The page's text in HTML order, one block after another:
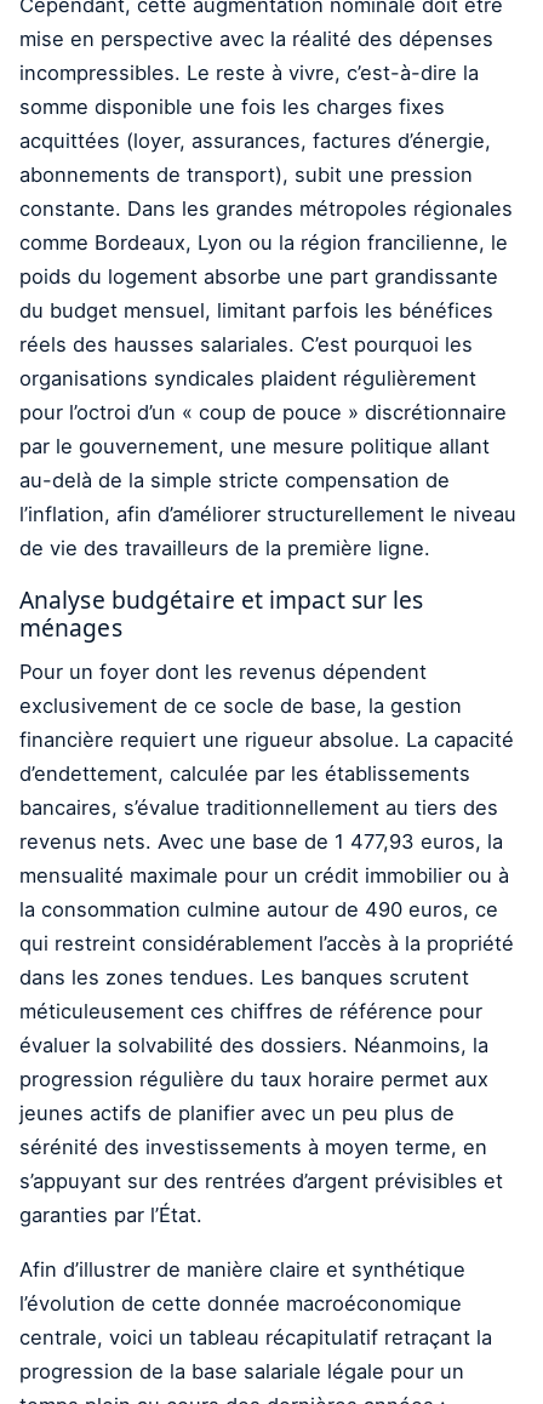
Cependant, cette augmentation nominale doit être
mise en perspective avec la réalité des dépenses
incompressibles. Le reste à vivre, c’est-à-dire la
somme disponible une fois les charges fixes
acquittées (loyer, assurances, factures d’énergie,
abonnements de transport), subit une pression
constante. Dans les grandes métropoles régionales
comme Bordeaux, Lyon ou la région francilienne, le
poids du logement absorbe une part grandissante
du budget mensuel, limitant parfois les bénéfices
réels des hausses salariales. C’est pourquoi les
organisations syndicales plaident régulièrement
pour l’octroi d’un « coup de pouce » discrétionnaire
par le gouvernement, une mesure politique allant
au-delà de la simple stricte compensation de
l’inflation, afin d’améliorer structurellement le niveau
de vie des travailleurs de la première ligne.
Analyse budgétaire et impact sur les
ménages
Pour un foyer dont les revenus dépendent
exclusivement de ce socle de base, la gestion
financière requiert une rigueur absolue. La capacité
d’endettement, calculée par les établissements
bancaires, s’évalue traditionnellement au tiers des
revenus nets. Avec une base de 1 477,93 euros, la
mensualité maximale pour un crédit immobilier ou à
la consommation culmine autour de 490 euros, ce
qui restreint considérablement l’accès à la propriété
dans les zones tendues. Les banques scrutent
méticuleusement ces chiffres de référence pour
évaluer la solvabilité des dossiers. Néanmoins, la
progression régulière du taux horaire permet aux
jeunes actifs de planifier avec un peu plus de
sérénité des investissements à moyen terme, en
s’appuyant sur des rentrées d’argent prévisibles et
garanties par l’État.
Afin d’illustrer de manière claire et synthétique
l’évolution de cette donnée macroéconomique
centrale, voici un tableau récapitulatif retraçant la
progression de la base salariale légale pour un